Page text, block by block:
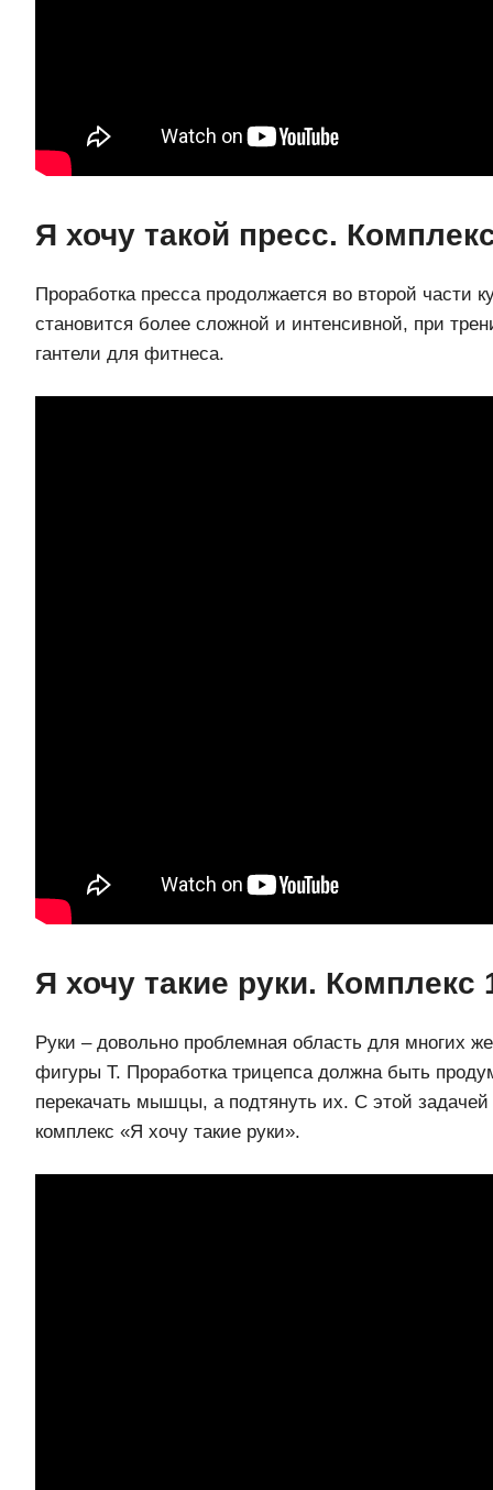
Я хочу такой пресс.
Проработка пресса продолжается во второй части
становится более сложной и интенсивной, при
гантели для фитнеса.
Я хочу такие руки. Комплекс
Руки – довольно проблемная область для многих
фигуры Т. Проработка трицепса должна быть
перекачать мышцы, а подтянуть их. С этой задачей
комплекс «Я хочу такие руки».